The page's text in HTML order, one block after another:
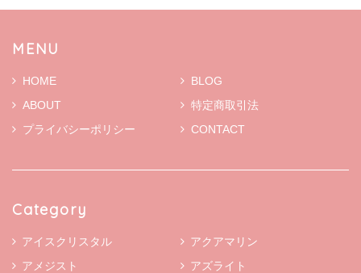
MENU
HOME
BLOG
ABOUT
特定商取引法
プライバシーポリシー
CONTACT
Category
アイスクリスタル
アクアマリン
アメジスト
アズライト